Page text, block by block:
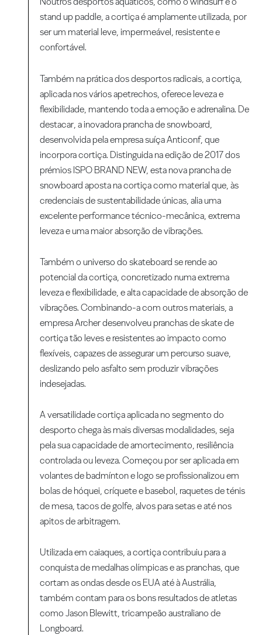
stand up paddle, a cortiça é amplamente utilizada, por
ser um material leve, impermeável, resistente e
confortável.
Também na prática dos desportos radicais, a cortiça,
aplicada nos vários apetrechos, oferece leveza e
flexibilidade, mantendo toda a emoção e adrenalina. De
destacar, a inovadora prancha de snowboard,
desenvolvida pela empresa suíça Anticonf, que
incorpora cortiça. Distinguida na edição de 2017 dos
prémios ISPO BRAND NEW, esta nova prancha de
snowboard aposta na cortiça como material que, às
credenciais de sustentabilidade únicas, alia uma
excelente performance técnico-mecânica, extrema
leveza e uma maior absorção de vibrações.
Também o universo do skateboard se rende ao
potencial da cortiça, concretizado numa extrema
leveza e flexibilidade, e alta capacidade de absorção de
vibrações. Combinando-a com outros materiais, a
empresa Archer desenvolveu pranchas de skate de
cortiça tão leves e resistentes ao impacto como
flexíveis, capazes de assegurar um percurso suave,
deslizando pelo asfalto sem produzir vibrações
indesejadas.
A versatilidade cortiça aplicada no segmento do
desporto chega às mais diversas modalidades, seja
pela sua capacidade de amortecimento, resiliência
controlada ou leveza. Começou por ser aplicada em
volantes de badmínton e logo se profissionalizou em
bolas de hóquei, críquete e basebol, raquetes de ténis
de mesa, tacos de golfe, alvos para setas e até nos
apitos de arbitragem.
Utilizada em caiaques, a cortiça contribuiu para a
conquista de medalhas olímpicas e as pranchas, que
cortam as ondas desde os EUA até à Austrália,
também contam para os bons resultados de atletas
como Jason Blewitt, tricampeão australiano de
Longboard.